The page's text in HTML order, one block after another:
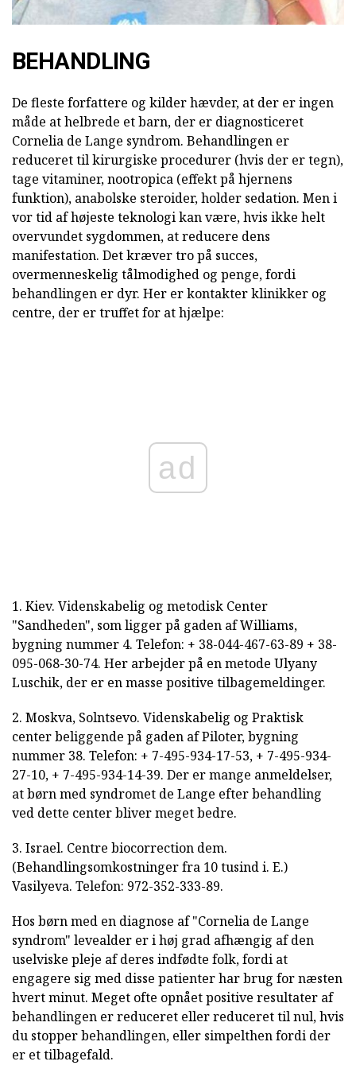
BEHANDLING
De fleste forfattere og kilder hævder, at der er ingen
måde at helbrede et barn, der er diagnosticeret
Cornelia de Lange syndrom. Behandlingen er
reduceret til kirurgiske procedurer (hvis der er tegn),
tage vitaminer, nootropica (effekt på hjernens
funktion), anabolske steroider, holder sedation. Men i
vor tid af højeste teknologi kan være, hvis ikke helt
overvundet sygdommen, at reducere dens
manifestation. Det kræver tro på succes,
overmenneskelig tålmodighed og penge, fordi
behandlingen er dyr. Her er kontakter klinikker og
centre, der er truffet for at hjælpe:
ad
1. Kiev. Videnskabelig og metodisk Center
"Sandheden", som ligger på gaden af Williams,
bygning nummer 4. Telefon: + 38-044-467-63-89 + 38-
095-068-30-74. Her arbejder på en metode Ulyany
Luschik, der er en masse positive tilbagemeldinger.
2. Moskva, Solntsevo. Videnskabelig og Praktisk
center beliggende på gaden af Piloter, bygning
nummer 38. Telefon: + 7-495-934-17-53, + 7-495-934-
27-10, + 7-495-934-14-39. Der er mange anmeldelser,
at børn med syndromet de Lange efter behandling
ved dette center bliver meget bedre.
3. Israel. Centre biocorrection dem.
(Behandlingsomkostninger fra 10 tusind i. E.)
Vasilyeva. Telefon: 972-352-333-89.
Hos børn med en diagnose af "Cornelia de Lange
syndrom" levealder er i høj grad afhængig af den
uselviske pleje af deres indfødte folk, fordi at
engagere sig med disse patienter har brug for næsten
hvert minut. Meget ofte opnået positive resultater af
behandlingen er reduceret eller reduceret til nul, hvis
du stopper behandlingen, eller simpelthen fordi der
er et tilbagefald.